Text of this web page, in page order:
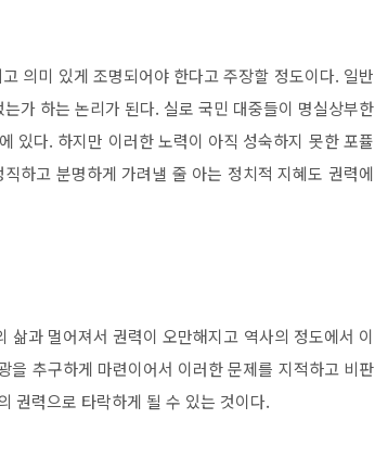
의미 있게 조명되어야 한다고 주장할 정도이다. 일반
가 하는 논리가 된다. 실로 국민 대중들이 명실상부한
있다. 하지만 이러한 노력이 아직 성숙하지 못한 포퓰
직하고 분명하게 가려낼 줄 아는 정치적 지혜도 권력에
과 멀어져서 권력이 오만해지고 역사의 정도에서 이
을 추구하게 마련이어서 이러한 문제를 지적하고 비판
권력으로 타락하게 될 수 있는 것이다.